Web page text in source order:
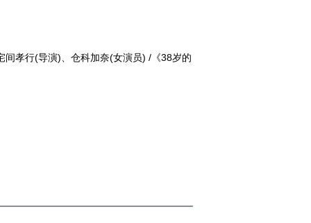
孝行(导演)、仓科加奈(女演员) /《38岁的